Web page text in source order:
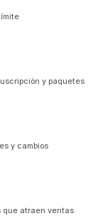
y paquetes
y cambios
que atraen ventas